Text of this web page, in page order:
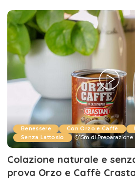
Benessere Con Orzo e Caffè
Senza Lattosio
15m di Preparazione
Colazione naturale e
prova Orzo e Caffè